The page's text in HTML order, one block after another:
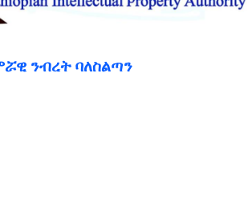
ንብረት ባለስልጣን